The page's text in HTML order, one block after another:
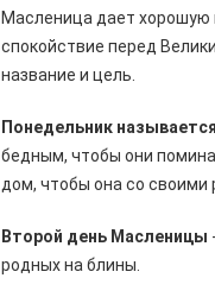
Масленица дает хорошую
спокойствие перед
название и цель.
Понедельник
бедным, чтобы они
дом, чтобы она со своими
Второй день Масленицы
родных на блины.